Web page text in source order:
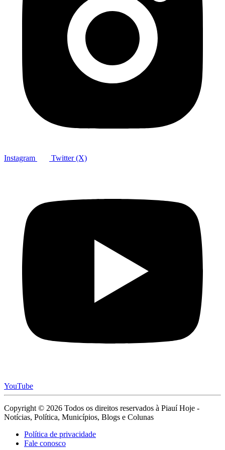
Instagram Twitter (X)
YouTube
Copyright © 2026 Todos os direitos reservados à Piauí Hoje -
Notícias, Política, Municípios, Blogs e Colunas
Política de privacidade
Fale conosco